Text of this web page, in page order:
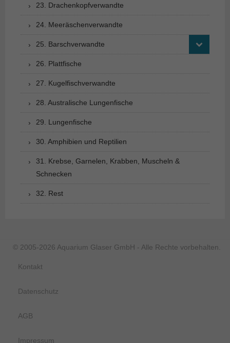
23. Drachenkopfverwandte
24. Meeräschenverwandte
25. Barschverwandte
26. Plattfische
27. Kugelfischverwandte
28. Australische Lungenfische
29. Lungenfische
30. Amphibien und Reptilien
31. Krebse, Garnelen, Krabben, Muscheln &
Schnecken
32. Rest
© 2005-2026 Aquarium Glaser GmbH - Alle Rechte vorbehalten.
Kontakt
Datenschutz
AGB
Impressum